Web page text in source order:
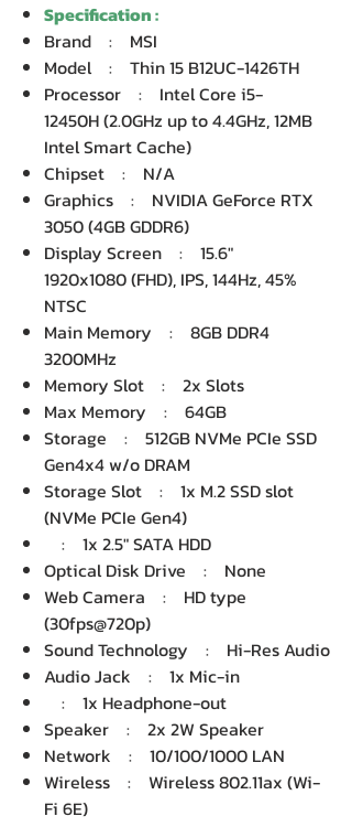
Specification :
Brand : MSI
Model : Thin 15 B12UC-1426TH
Processor : Intel Core i5-
12450H (2.0GHz up to 4.4GHz, 12MB
Intel Smart Cache)
Chipset : N/A
Graphics : NVIDIA GeForce RTX
3050 (4GB GDDR6)
Display Screen : 15.6"
1920x1080 (FHD), IPS, 144Hz, 45%
NTSC
Main Memory : 8GB DDR4
3200MHz
Memory Slot : 2x Slots
Max Memory : 64GB
Storage : 512GB NVMe PCIe SSD
Gen4x4 w/o DRAM
Storage Slot : 1x M.2 SSD slot
(NVMe PCIe Gen4)
: 1x 2.5" SATA HDD
Optical Disk Drive : None
Web Camera : HD type
(30fps@720p)
Sound Technology : Hi-Res Audio
Audio Jack : 1x Mic-in
: 1x Headphone-out
Speaker : 2x 2W Speaker
Network : 10/100/1000 LAN
Wireless : Wireless 802.11ax (Wi-
Fi 6E)